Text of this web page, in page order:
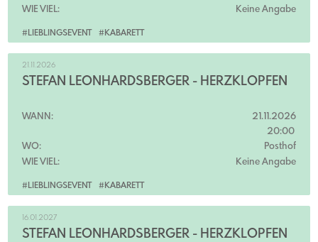
#LIEBLINGSEVENT #KABARETT
WIE VIEL:
Keine Angabe
#LIEBLINGSEVENT #KABARETT
21.11.2026
STEFAN LEONHARDSBERGER - HERZKLOPFEN
WANN:
21.11.2026
20:00
WO:
Posthof
WIE VIEL:
Keine Angabe
16.01.2027
STEFAN LEONHARDSBERGER - HERZKLOPFEN